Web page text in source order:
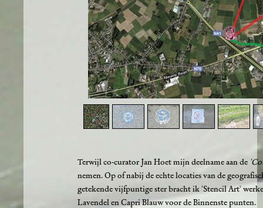
1 /11
Terwijl co-curator Jan Hoet mijn deelname aan de
nemen. Op of nabij de echte locaties van de
getekende vijfpuntige ster bracht ik 'Stencil Art'
Lavendel en Capri Blauw voor de Binnenste punten.